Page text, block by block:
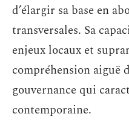
d’élargir sa base en
transversales. Sa
enjeux locaux et
compréhension aiguë
gouvernance qui
contemporaine.